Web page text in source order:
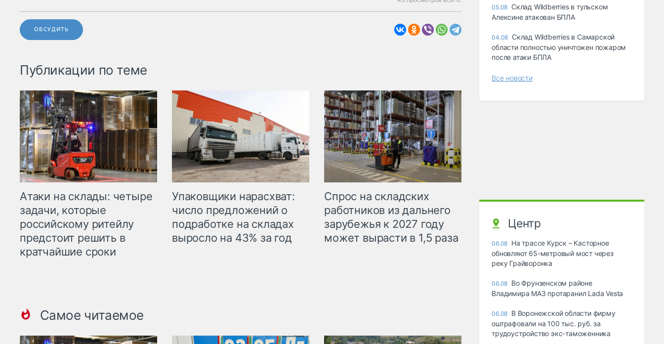
ОБСУДИТЬ
Публикации по теме
Атаки на склады: четыре
задачи, которые
российскому ритейлу
предстоит решить в
кратчайшие сроки
Упаковщики нарасхват:
число предложений о
подработке на складах
выросло на 43% за год
Спрос на складских
работников из дальнего
зарубежья к 2027 году
может вырасти в 1,5 раза
Самое читаемое
05.08 Склад Wildberries в тульском
Алексине атакован БПЛА
04.08 Склад Wildberries в Самарской
области полностью уничтожен пожаром
после атаки БПЛА
Все новости
Центр
06.08 На трассе Курск – Касторное
обновляют 65-метровый мост через
реку Грайворонка
06.08 Во Фрунзенском районе
Владимира МАЗ протаранил Lada Vesta
06.08 В Воронежской области фирму
оштрафовали на 100 тыс. руб. за
трудоустройство экс-таможенника